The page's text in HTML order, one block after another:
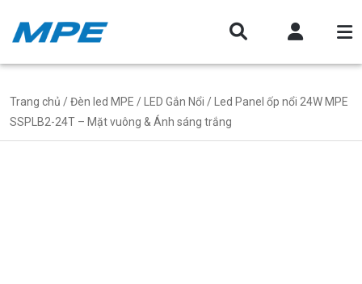
Trang chủ /Đèn led MPE / LED Gắn Nổi / Led Panel ốp nổi 24W MPE
SSPLB2-24T – Mặt vuông & Ánh sáng trắng